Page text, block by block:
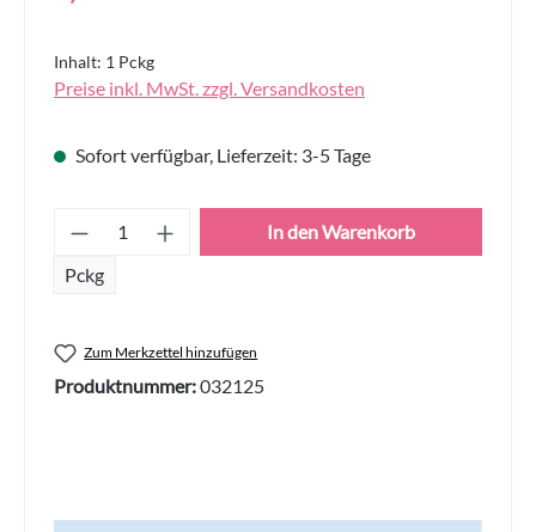
Inhalt: 1 Pckg
Preise inkl. MwSt. zzgl. Versandkosten
Sofort verfügbar, Lieferzeit: 3-5 Tage
Produkt Anzahl: Gib den gewünschten
Pckg
In den Warenkorb
Zum Merkzettel hinzufügen
Produktnummer:032125